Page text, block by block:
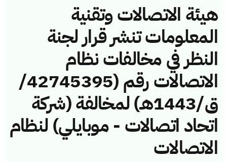
هيئة الاتصالات وتقنية
المعلومات تنشر قرار لجنة
النظر في مخالفات نظام
الاتصالات رقم (42745395/
ق/1443هـ) لمخالفة (شركة
اتحاد اتصالات - موبايلي) لنظام
الاتصالات